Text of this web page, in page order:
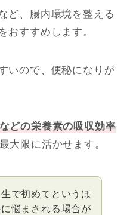
ど、腸内環境を整える
おすすめします。
いので、便秘になりが
どの栄養素の吸収効率
大限に活かせます。
で初めてというほ
悩まされる場合が